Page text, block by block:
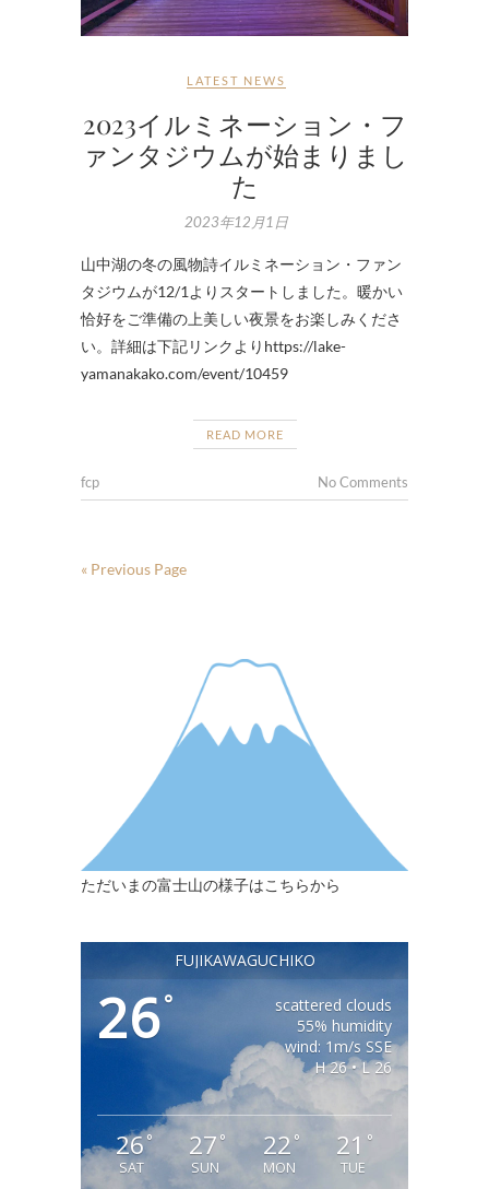
LATEST NEWS
2023イルミネーション・フ
ァンタジウムが始まりまし
た
2023年12月1日
山中湖の冬の風物詩イルミネーション・ファン
タジウムが12/1よりスタートしました。暖かい
恰好をご準備の上美しい夜景をお楽しみくださ
い。詳細は下記リンクよりhttps://lake-
yamanakako.com/event/10459
READ MORE
fcp No Comments
« Previous Page
ただいまの富士山の様子はこちらから
FUJIKAWAGUCHIKO
26°
scattered clouds
55% humidity
wind: 1m/s SSE
H 26 • L 26
26 °
SAT
27 °
SUN
22°
MON
21 °
TUE